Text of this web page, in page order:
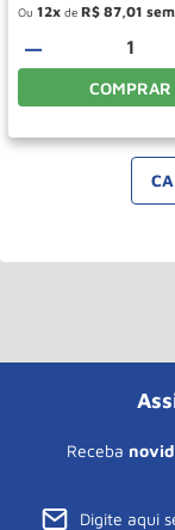
Ou 12 de R$ 87 01
－
COMPRAR
Receba